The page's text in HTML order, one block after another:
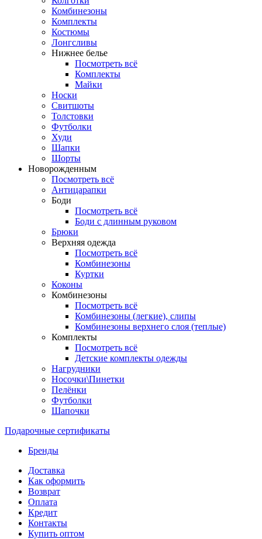
Комбинезоны
Комплекты
Костюмы
Лонгсливы
Нижнее белье
Посмотреть всё
Комплекты
Майки
Носки
Свитшоты
Толстовки
Футболки
Худи
Шапки
Шорты
Новорожденным
Посмотреть всё
Антицарапки
Боди
Посмотреть всё
Боди с длинным руковом
Брюки
Верхняя одежда
Посмотреть всё
Комбинезоны
Куртки
Коконы
Комбинезоны
Посмотреть всё
Комбинезоны (легкие), слипы
Комбинезоны верхнего слоя (теплые)
Комплекты
Посмотреть всё
Детские комплекты одежды
Нагрудники
Носочки\Пинетки
Пелёнки
Футболки
Шапочки
Подарочные сертификаты
Бренды
Доставка
Как оформить
Возврат
Оплата
Кредит
Контакты
Купить оптом